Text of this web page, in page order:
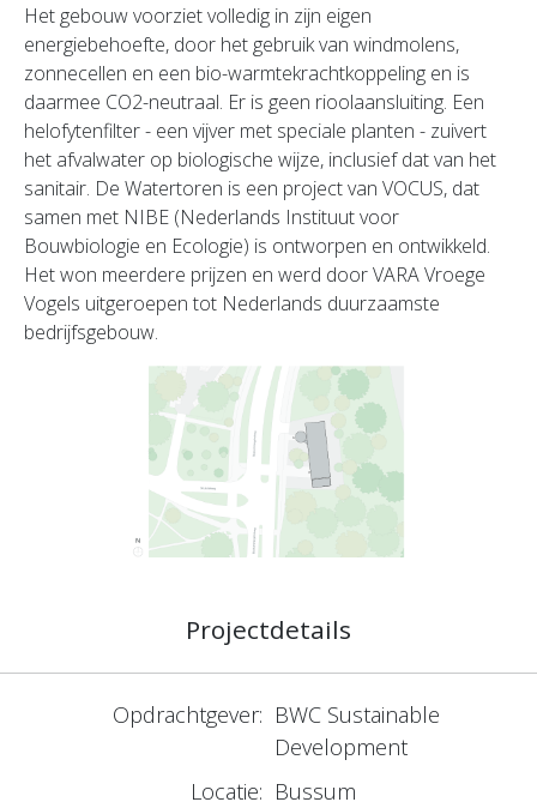
Het gebouw voorziet volledig in zijn eigen
energiebehoefte, door het gebruik van windmolens,
zonnecellen en een bio-warmtekrachtkoppeling en is
daarmee CO2-neutraal. Er is geen rioolaansluiting. Een
helofytenfilter - een vijver met speciale planten - zuivert
het afvalwater op biologische wijze, inclusief dat van het
sanitair. De Watertoren is een project van VOCUS, dat
samen met NIBE (Nederlands Instituut voor
Bouwbiologie en Ecologie) is ontworpen en ontwikkeld.
Het won meerdere prijzen en werd door VARA Vroege
Vogels uitgeroepen tot Nederlands duurzaamste
bedrijfsgebouw.
Projectdetails
Opdrachtgever: BWC Sustainable
Development
Locatie: Bussum